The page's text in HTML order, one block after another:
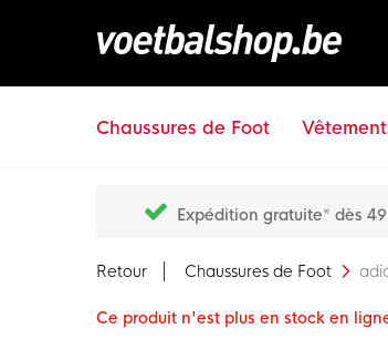
Chaussures de Foot
Expédition gratuite* dès 49
Retour Chaussures de Foot
Ce produit n'est plus en stock en